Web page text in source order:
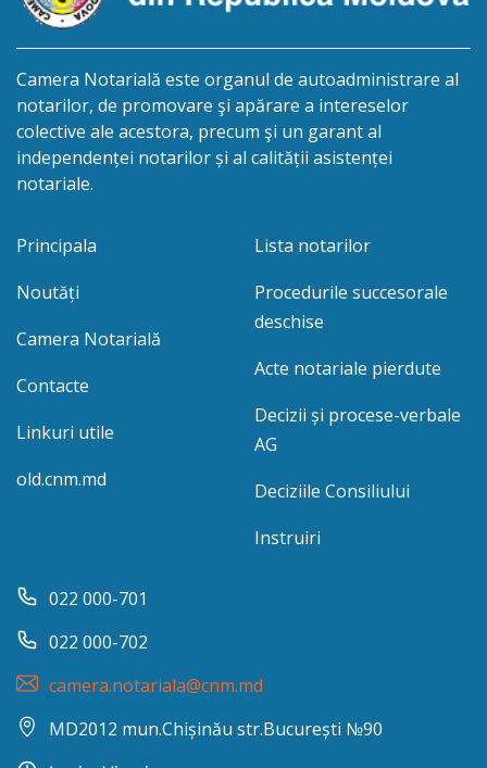
Camera Notarială este organul de autoadministrare al
notarilor, de promovare şi apărare a intereselor
colective ale acestora, precum şi un garant al
independenței notarilor și al calității asistenței
notariale.
Principala
Noutăți
Camera Notarială
Contacte
Linkuri utile
old.cnm.md
Lista notarilor
Procedurile succesorale
deschise
Acte notariale pierdute
Decizii și procese-verbale
AG
Deciziile Consiliului
Instruiri
022 000-701
022 000-702
camera.notariala@cnm.md
MD2012 mun.Chișinău str.București №90